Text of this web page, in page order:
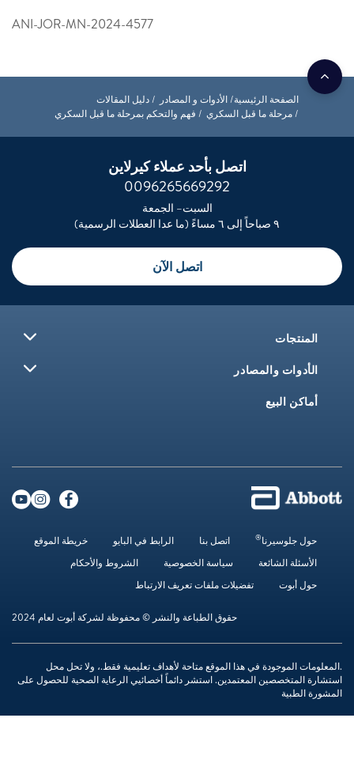
ANI-JOR-MN-2024-4577
الأدوات و المصادر
دليل المقالات
فهم والتحكم بمرحلة ما قبل السكري
اتصل بأحد عملاء كيرلاين
اتصل بنا الرابط في البايو
خريطة الموقع
سياسة الخصوصية
الشروط والأحكام
ملفات تعريف الارتباط
حقوق الطباعة والنشر © محفوظة لشركة أبوت لعام 2024
الموقع متاحة لأهداف تعليمية فقط.، ولا تحل محل
استشر دائماً أخصائيي الرعاية الصحية للحصول على